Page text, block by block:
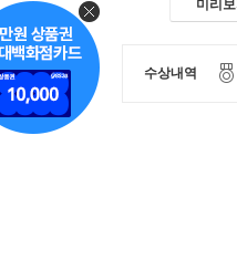
미리
수상내역